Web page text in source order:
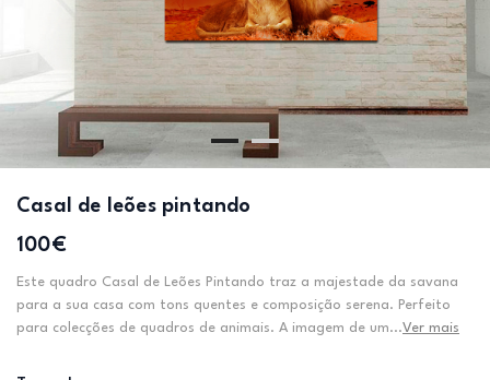
Casal de leões pintando
100€
Este quadro Casal de Leões Pintando traz a majestade da savana
para a sua casa com tons quentes e composição serena. Perfeito
para colecções de quadros de animais. A imagem de um...Ver mais